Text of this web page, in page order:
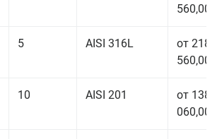
560,00
5 AISI 316L
от 218
560,00
10 AISI 201
от 138
060,00